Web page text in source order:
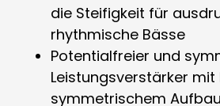
die Steifigkeit für
rhythmische Bässe
Potentialfreier und
Leistungsverstärker
symmetrischem Aufbau